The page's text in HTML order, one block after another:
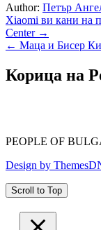
Author: Петър
Навигация
Xiaomi ви кани на
Center →
← Маца и Бисер
Корица на
PEOPLE OF
Design by
Scroll to Top